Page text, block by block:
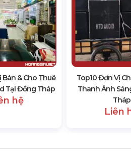
Bán & Cho Thuê
Tại Đồng Tháp
hệ
Top10 Đơn Vị
Thanh Ánh
Tháp
Liên